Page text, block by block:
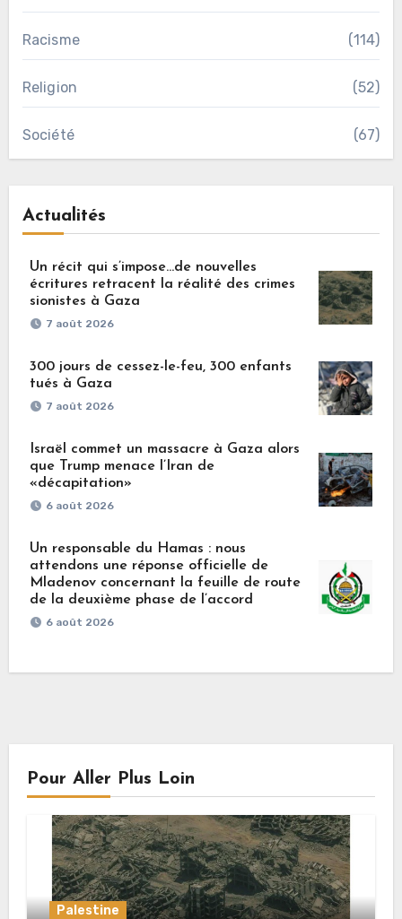
Racisme (114)
Religion (52)
Société (67)
Actualités
Un récit qui s’impose…de nouvelles
écritures retracent la réalité des crimes
sionistes à Gaza
7 août 2026
300 jours de cessez-le-feu, 300 enfants
tués à Gaza
7 août 2026
Israël commet un massacre à Gaza alors
que Trump menace l’Iran de
«décapitation»
6 août 2026
Un responsable du Hamas : nous
attendons une réponse officielle de
Mladenov concernant la feuille de route
de la deuxième phase de l’accord
6 août 2026
Pour Aller Plus Loin
Palestine